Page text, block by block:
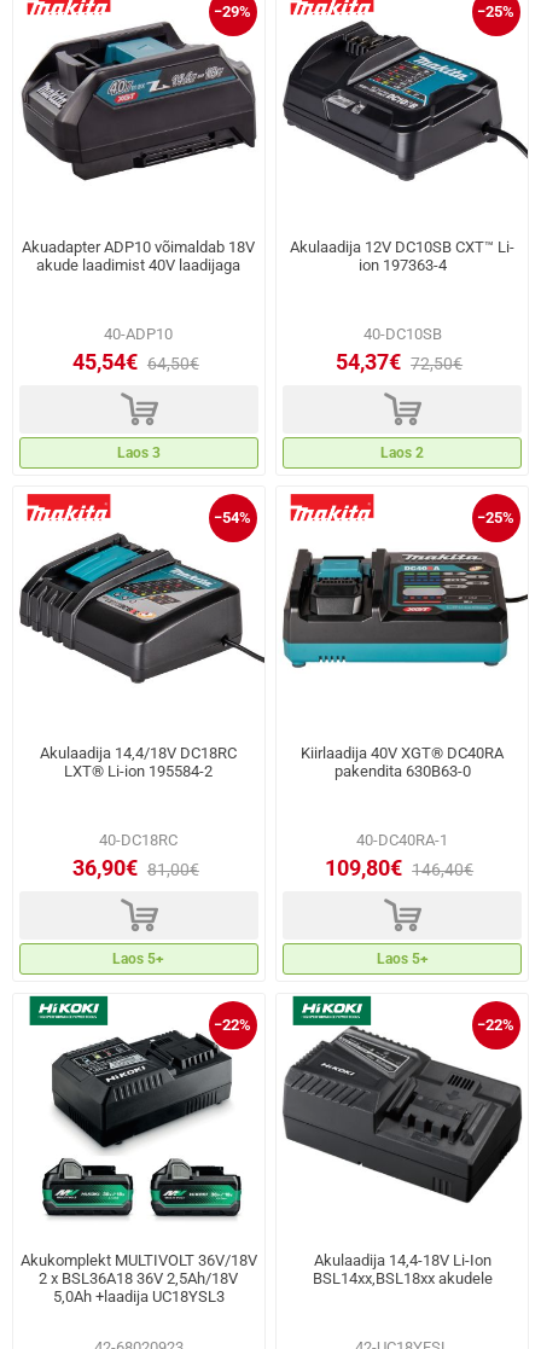
−29%
Akuadapter ADP10 võimaldab 18V
akude laadimist 40V laadijaga
40-ADP10
45,54€ 64,50€
d
Laos 3
−25%
Akulaadija 12V DC10SB CXT™ Li-
ion 197363-4
40-DC10SB
54,37€ 72,50€
d
Laos 2
−54%
Akulaadija 14,4/18V DC18RC
LXT® Li-ion 195584-2
40-DC18RC
36,90€ 81,00€
d
Laos 5+
−25%
Kiirlaadija 40V XGT® DC40RA
pakendita 630B63-0
40-DC40RA-1
109,80€ 146,40€
d
Laos 5+
−22%
Akukomplekt MULTIVOLT 36V/18V
2 x BSL36A18 36V 2,5Ah/18V
5,0Ah +laadija UC18YSL3
−22%
Akulaadija 14,4-18V Li-Ion
BSL14xx,BSL18xx akudele